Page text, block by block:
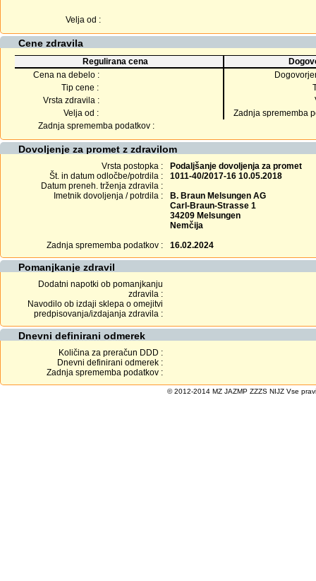
Velja od :
Cene zdravila
Regulirana cena
Cena na debelo :
Tip cene :
Vrsta zdravila :
Velja od :
Zadnja sprememba
Zadnja sprememba podatkov :
Dovoljenje za promet z zdravilom
Vrsta postopka :
Podaljšanje dovoljenja za promet
Št. in datum odločbe/potrdila :
1011-40/2017-16 10.05.2018
Datum preneh. trženja zdravila :
Imetnik dovoljenja / potrdila :
B. Braun Melsungen AG
Carl-Braun-Strasse 1
34209 Melsungen
Nemčija
Zadnja sprememba podatkov :
16.02.2024
Pomanjkanje zdravil
Dodatni napotki ob pomanjkanju
zdravila :
Navodilo ob izdaji sklepa o omejitvi
predpisovanja/izdajanja zdravila :
Dnevni definirani odmerek
Količina za preračun DDD :
Dnevni definirani odmerek :
Zadnja sprememba podatkov :
© 2012-2014 MZ JAZMP ZZZS NIJZ Vse